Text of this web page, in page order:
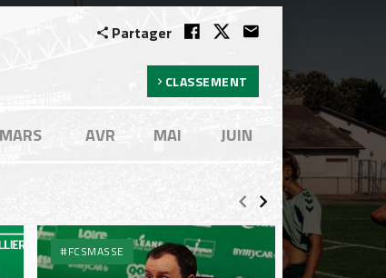
Partager
CLASSEMENT
MARS AVR MAI JUIN
#FCSMASSE #FCSMASSE